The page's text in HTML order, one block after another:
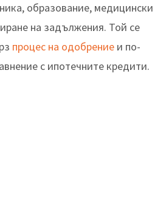
образование, медицински
на задължения. Той се
процес на одобрение и по-
с ипотечните кредити.